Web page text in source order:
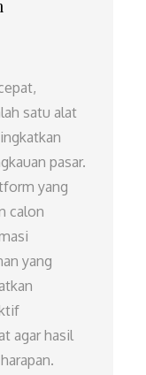
satu alat
pasar.
yang
calon
yang
agar hasil